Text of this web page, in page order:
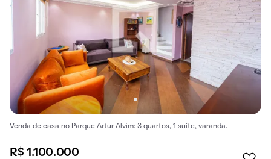
Venda de casa no Parque Artur Alvim: 3 quartos, 1 suíte, varanda.
R$ 1.100.000